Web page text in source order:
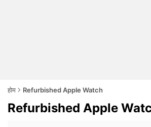
होम Refurbished Apple Watch
Refurbished Apple